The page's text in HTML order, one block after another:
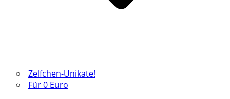
Zelfchen-Unikate!
Für 0 Euro